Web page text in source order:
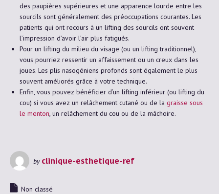
des paupières supérieures et une apparence lourde entre les
sourcils sont généralement des préoccupations courantes. Les
patients qui ont recours à un lifting des sourcils ont souvent
l’impression d’avoir l’air plus fatigués.
Pour un lifting du milieu du visage (ou un lifting traditionnel),
vous pourriez ressentir un affaissement ou un creux dans les
joues. Les plis nasogéniens profonds sont également le plus
souvent améliorés grâce à votre technique.
Enfin, vous pouvez bénéficier d’un lifting inférieur (ou lifting du
cou) si vous avez un relâchement cutané ou de la graisse sous
le menton, un relâchement du cou ou de la mâchoire.
by clinique-esthetique-ref
Non classé